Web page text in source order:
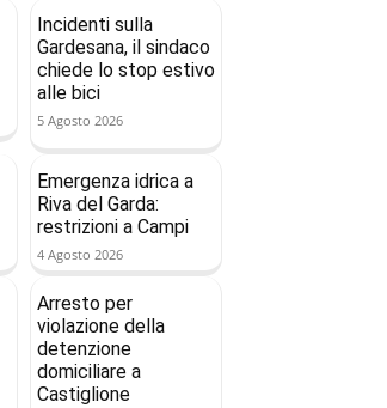
Incidenti sulla
Gardesana, il sindaco
chiede lo stop estivo
alle bici
5 Agosto 2026
Emergenza idrica a
Riva del Garda:
restrizioni a Campi
4 Agosto 2026
Arresto per
violazione della
detenzione
domiciliare a
Castiglione